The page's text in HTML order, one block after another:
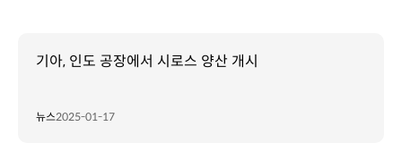
기아, 인도 공장에서 시로스 양산 개시
뉴스2025-01-17